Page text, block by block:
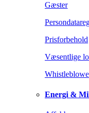
Gæster
Prisforbehold
Væsentlige
Energi &